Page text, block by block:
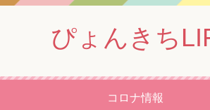
ぴょんきち
コロナ情報